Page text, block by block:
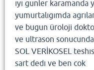
ıyı gunler karamanda
yumurtalıgımda
ve bugun üroloji
ve ultrason sonucunda
SOL VERİKOSEL
sart dedı ve ben cok